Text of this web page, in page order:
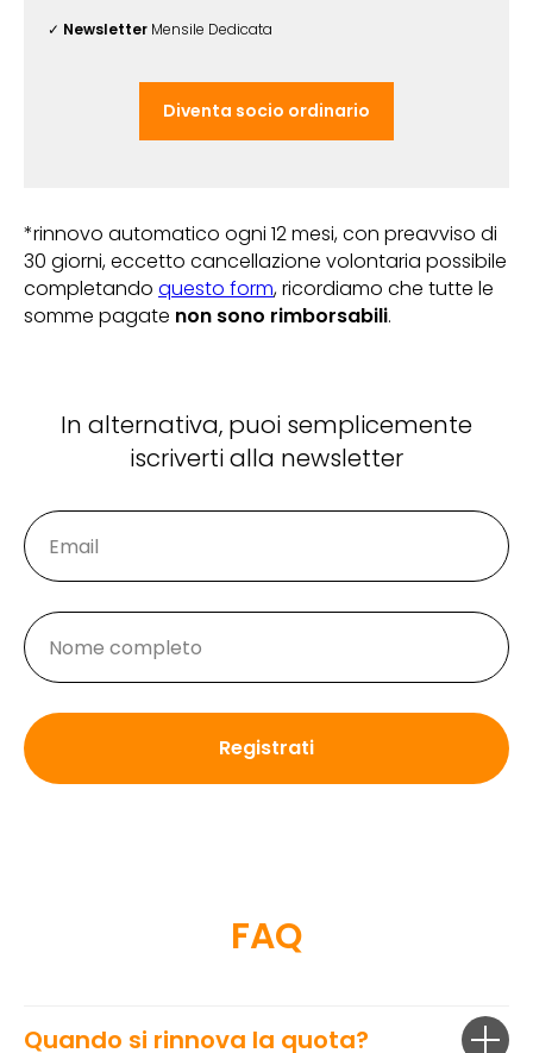
✓ Newsletter Mensile Dedicata
Diventa socio ordinario
*rinnovo automatico ogni 12 mesi, con preavviso di
30 giorni, eccetto cancellazione volontaria possibile
completando questo form, ricordiamo che tutte le
somme pagate non sono rimborsabili.
In alternativa, puoi semplicemente
iscriverti alla newsletter
Registrati
FAQ
Quando si rinnova la quota?